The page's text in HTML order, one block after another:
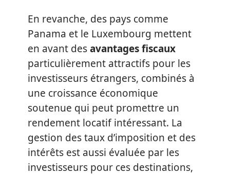
En revanche, des pays comme
Panama et le Luxembourg mettent
en avant desavantages fiscaux
particulièrement attractifs pour les
investisseurs étrangers, combinés à
une croissance économique
soutenue qui peut promettre un
rendement locatif intéressant. La
gestion des taux d’imposition et des
intérêts est aussi évaluée par les
investisseurs pour ces destinations,